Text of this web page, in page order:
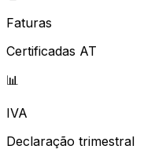
Faturas
Certificadas AT
📊
IVA
Declaração trimestral